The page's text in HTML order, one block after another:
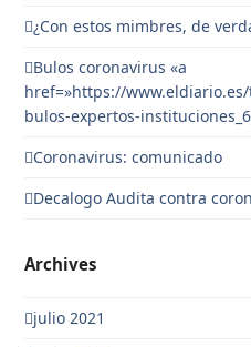
¿Con estos mimbres, de
Bulos coronavirus «a
href=»https://
bulos-expertos-
Coronavirus: comunicado
Decalogo Audita contra
Archives
julio 2021